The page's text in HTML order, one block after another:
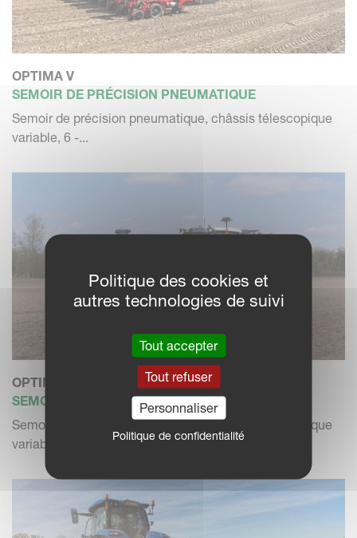
OPTIMA V
SEMOIR DE PRÉCISION PNEUMATIQUE
Semoir de précision pneumatique, châssis télescopique
variable, 6 -...
OPTIMA V (SX)
SEMOIR DE PRÉCISION PNEUMATIQUE
Semoir de précision pneumatique, châssis télescopique
variable, 6 -...
Politique des cookies et
autres technologies de suivi
Tout accepter
Tout refuser
Personnaliser
Politique de confidentialité